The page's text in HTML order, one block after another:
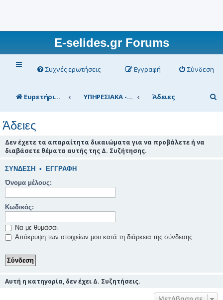
E-selides.gr Forums
Συχνές ερωτήσεις Σύνδεση
Εγγραφή
Ευρετήριο Δ. Συζήτησης ΥΠΗΡΕΣΙΑΚΑ - ΣΥΖΗΤΗΣΕΙΣ (για τα μέλη) Άδειες
ν
Άδειες
Δεν έχετε τα απαραίτητα δικαιώματα για να προβάλετε ή να
διαβάσετε θέματα αυτής της Δ. Συζήτησης.
ΣΎΝΔΕΣΗ • ΕΓΓΡΑΦΉ
Όνομα μέλους:
Κωδικός:
Να με θυμάσαι
Απόκρυψη των στοιχείων μου κατά τη διάρκεια της σύνδεσης
Αυτή η κατηγορία, δεν έχει Δ. Συζητήσεις.